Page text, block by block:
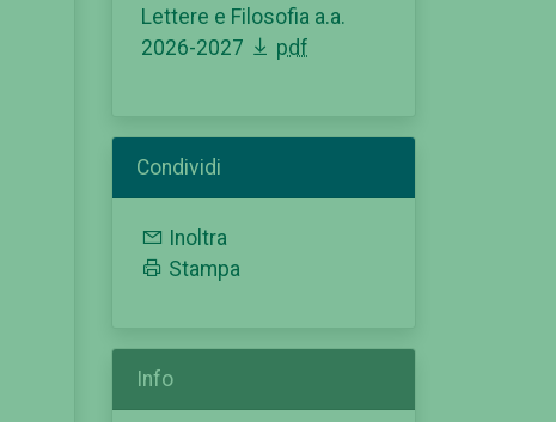
Lettere e Filosofia a.a.
2026-2027
pdf
Condividi
Inoltra
Stampa
Info